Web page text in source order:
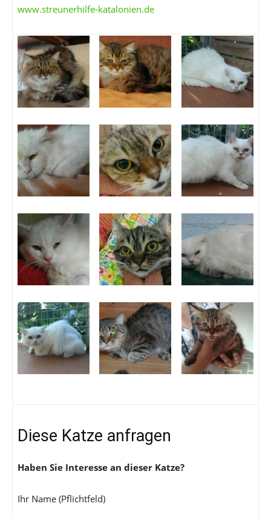
www.streunerhilfe-katalonien.de
Diese Katze anfragen
Haben Sie Interesse an dieser Katze?
Ihr Name (Pflichtfeld)